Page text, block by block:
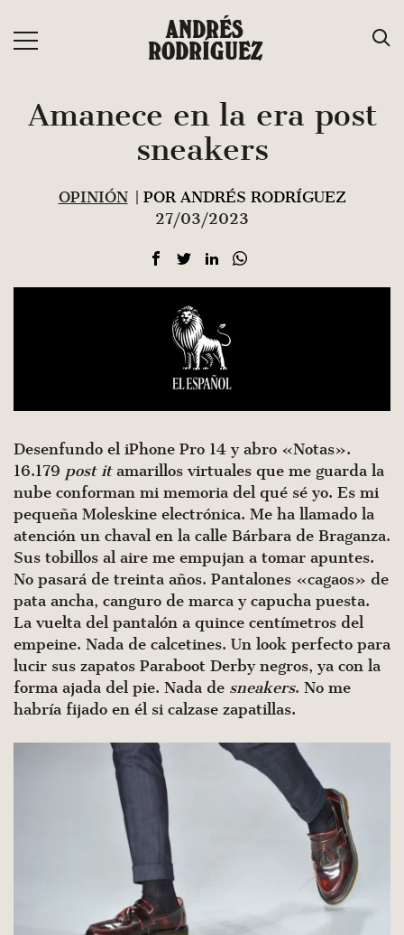
contenido
ANDRÉS
RODRÍGUEZ
Amanece en la era post
sneakers
OPINIÓN
| POR ANDRÉS RODRÍGUEZ
27/03/2023
Desenfundo el iPhone Pro 14 y abro «Notas».
16.179 post itamarillos virtuales que me guarda la
nube conforman mi memoria del qué sé yo. Es mi
pequeña Moleskine electrónica. Me ha llamado la
atención un chaval en la calle Bárbara de Braganza.
Sus tobillos al aire me empujan a tomar apuntes.
No pasará de treinta años. Pantalones «cagaos» de
pata ancha, canguro de marca y capucha puesta.
La vuelta del pantalón a quince centímetros del
empeine. Nada de calcetines. Un look perfecto para
lucir sus zapatos Paraboot Derby negros, ya con la
forma ajada del pie. Nada de sneakers. No me
habría fijado en él si calzase zapatillas.